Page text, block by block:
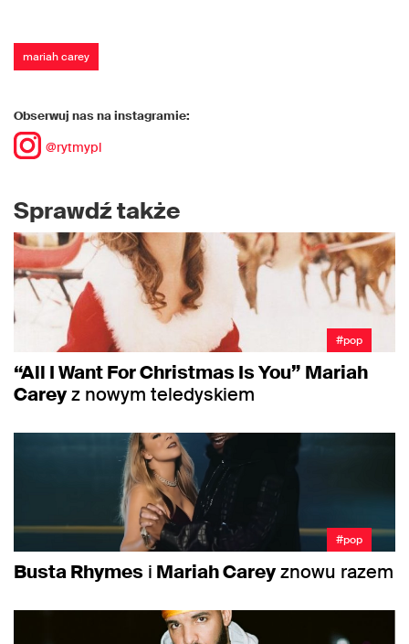
mariah carey
Obserwuj nas na instagramie:
@rytmypl
Sprawdź także
#pop
“All I Want For Christmas Is You” Mariah
Careyz nowym teledyskiem
#pop
Busta Rhymes i Mariah Careyznowu razem